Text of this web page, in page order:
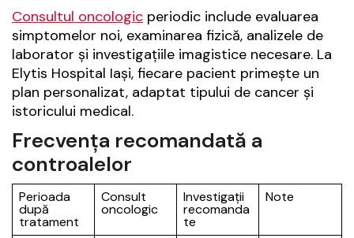
Consultul oncologic periodic include evaluarea
simptomelor noi, examinarea fizică, analizele de
laborator și investigațiile imagistice necesare. La
Elytis Hospital Iași, fiecare pacient primește un
plan personalizat, adaptat tipului de cancer și
istoricului medical.
Frecvența recomandată a
controalelor
Perioada
după
tratament
Consult
oncologic
Investigații
recomanda
te
Note